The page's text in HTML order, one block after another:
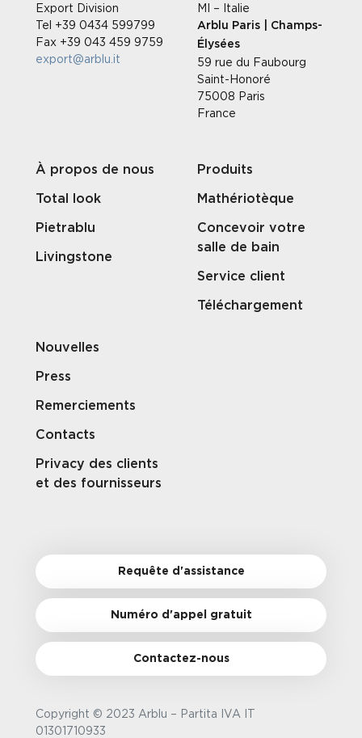
Export Division
Tel +39 0434 599799
Fax +39 043 459 9759
export@arblu.it
MI – Italie
Arblu Paris | Champs-
Élysées
59 rue du Faubourg
Saint-Honoré
75008 Paris
France
À propos de nous
Total look
Pietrablu
Livingstone
Produits
Mathériotèque
Concevoir votre
salle de bain
Service client
Téléchargement
Nouvelles
Press
Remerciements
Contacts
Privacy des clients
et des fournisseurs
Requête d'assistance
Numéro d'appel gratuit
Contactez-nous
Copyright © 2023 Arblu – Partita IVA IT
01301710933